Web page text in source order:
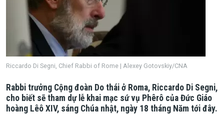
Riccardo Di Segni, Chief Rabbi of Rome | Alexey Gotovskiy/CNA
Rabbi trưởng Cộng đoàn Do thái ở Roma, Riccardo Di Segni,
cho biết sẽ tham dự lễ khai mạc sứ vụ Phêrô của Đức Giáo
hoàng Lêô XIV, sáng Chúa nhật, ngày 18 tháng Năm tới đây.